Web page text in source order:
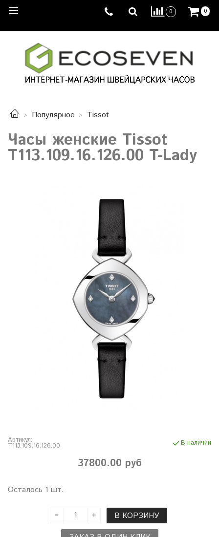
0 0
Популярное Tissot
Часы женские Tissot
T113.109.16.126.00 T-Lady
Артикул:
T113.109.16.126.00 В наличии
37800.00 руб
Осталось 1 шт.
В КОРЗИНУ